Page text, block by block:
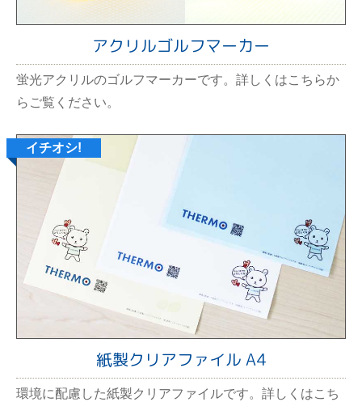
アクリルゴルフマーカー
蛍光アクリルのゴルフマーカーです。詳しくはこちらか
らご覧ください。
紙製クリアファイル A4
環境に配慮した紙製クリアファイルです。詳しくはこち